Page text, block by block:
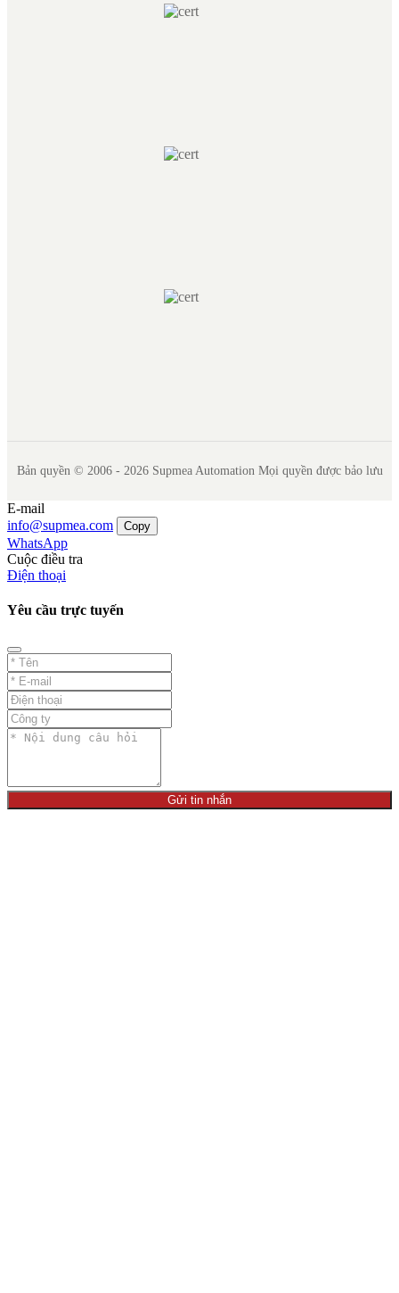
Bản quyền © 2006 - 2026 Supmea Automation Mọi quyền được bảo lưu
E-mail
info@supmea.com
Copy
WhatsApp
Cuộc điều tra
Điện thoại
Yêu cầu trực tuyến
Gửi tin nhắn